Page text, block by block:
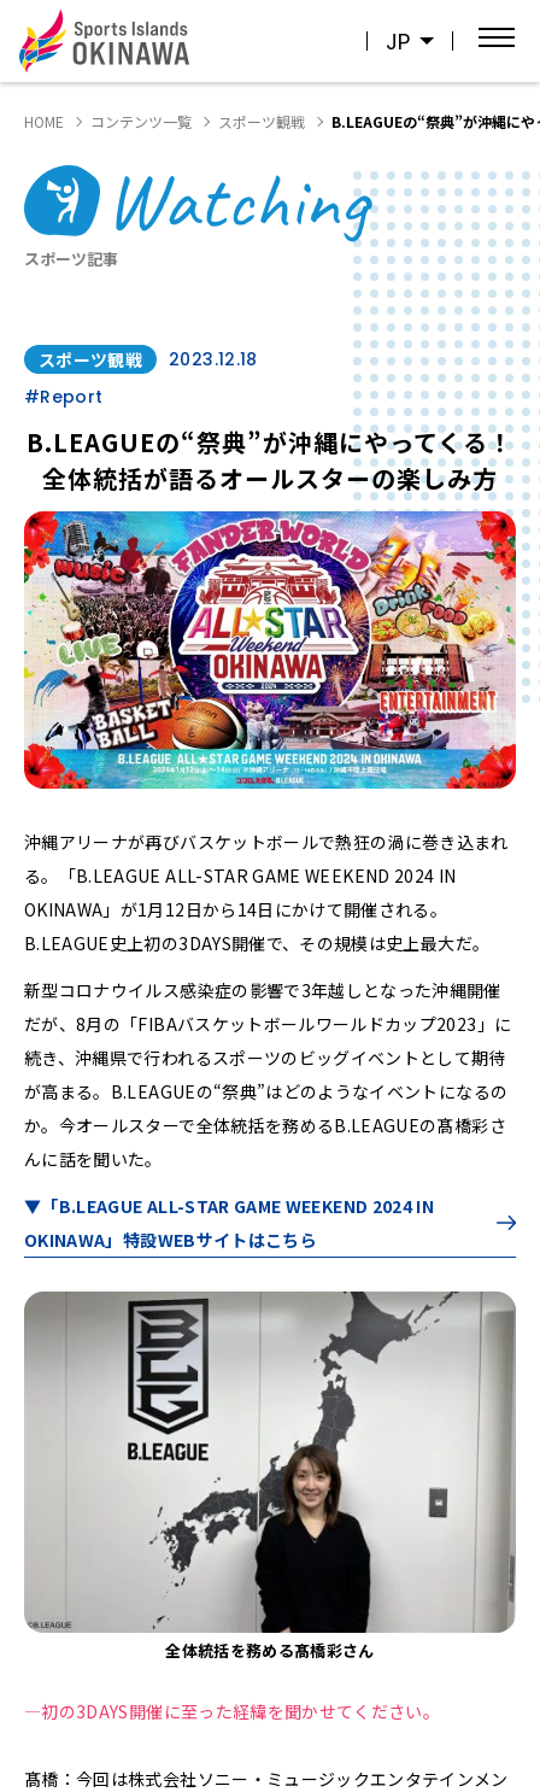
JP
HOME コンテンツ一覧 スポーツ観戦 B.LEAGUEの“祭典”が沖縄に
Watching
スポーツ記事
スポーツ観戦
2023.12.18
#Report
B.LEAGUEの“祭典”が沖縄にやってくる！
全体統括が語るオールスターの楽しみ方
沖縄アリーナが再びバスケットボールで熱狂の渦に巻き込まれ
る。「B.LEAGUE ALL-STAR GAME WEEKEND 2024 IN
OKINAWA」が1月12日から14日にかけて開催される。
B.LEAGUE史上初の3DAYS開催で、その規模は史上最大だ。
新型コロナウイルス感染症の影響で3年越しとなった沖縄開催
だが、8月の「FIBAバスケットボールワールドカップ2023」に
続き、沖縄県で行われるスポーツのビッグイベントとして期待
が高まる。B.LEAGUEの“祭典”はどのようなイベントになるの
か。今オールスターで全体統括を務めるB.LEAGUEの髙橋彩さ
んに話を聞いた。
▼「B.LEAGUE ALL-STAR GAME WEEKEND 2024 IN
OKINAWA」特設WEBサイトはこちら
全体統括を務める髙橋彩さん
—初の3DAYS開催に至った経緯を聞かせてください。
髙橋：今回は株式会社ソニー・ミュージックエンタテインメン